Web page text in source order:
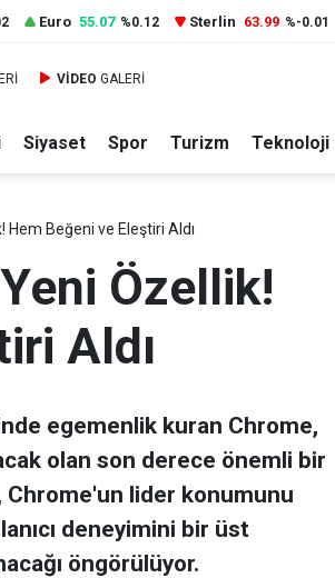
Euro 55.07 %0.12 Sterlin 63.99 %-0.01
VİDEO GALERİ
Siyaset Spor Turizm Teknoloji
Beğeni ve Eleştiri Aldı
Özellik!
Aldı
egemenlik kuran Chrome,
olan son derece önemli bir
Chrome'un lider konumunu
deneyimini bir üst
öngörülüyor.